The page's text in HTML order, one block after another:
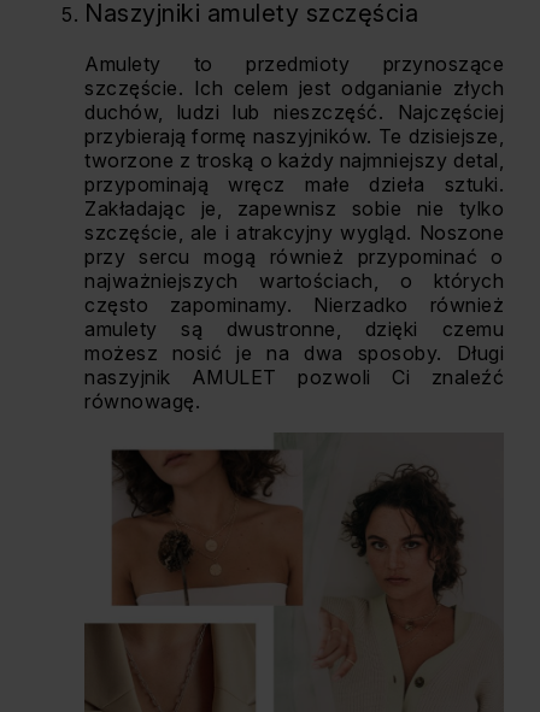
Naszyjniki amulety szczęścia
Amulety to przedmioty przynoszące
szczęście. Ich celem jest odganianie złych
duchów, ludzi lub nieszczęść. Najczęściej
przybierają formę naszyjników. Te dzisiejsze,
tworzone z troską o każdy najmniejszy detal,
przypominają wręcz małe dzieła sztuki.
Zakładając je, zapewnisz sobie nie tylko
szczęście, ale i atrakcyjny wygląd. Noszone
przy sercu mogą również przypominać o
najważniejszych wartościach, o których
często zapominamy. Nierzadko również
amulety są dwustronne, dzięki czemu
możesz nosić je na dwa sposoby. Długi
naszyjnik AMULET pozwoli Ci znaleźć
równowagę.